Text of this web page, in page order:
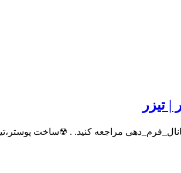
| تیزر
مراجعه کنید. . ☢ساخت